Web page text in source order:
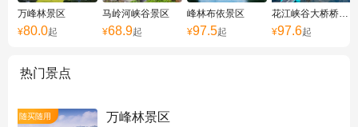
万峰林景区
¥80.0起
马岭河峡谷景区
¥68.9起
峰林布依景区
¥97.5起
花江峡谷大桥桥旅融合服务区
¥97.6起
热门景点
随买随用 万峰林景区